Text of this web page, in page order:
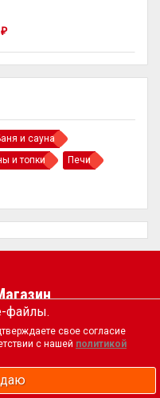
и сауна
и топки
Печи
₽
заказ
интернет
файлы.
свое согласие
с нашей политикой